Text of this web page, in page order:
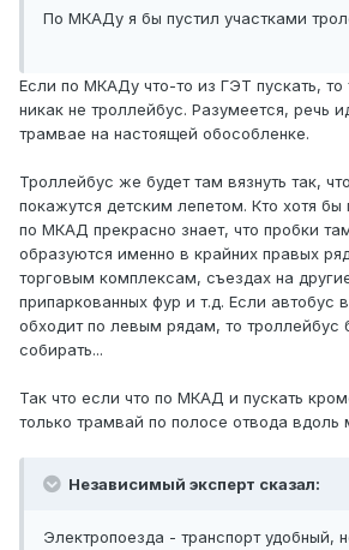
По МКАДу я бы пустил участками
Если по МКАДу что-то из ГЭТ пускать, то
никак не троллейбус. Разумеется, речь
трамвае на настоящей обособленке.
Троллейбус же будет там вязнуть так,
покажутся детским лепетом. Кто хотя бы
по МКАД прекрасно знает, что пробки
образуются именно в крайних правых
торговым комплексам, съездах на
припаркованных фур и т.д. Если автобус
обходит по левым рядам, то троллейбус
собирать...
Так что если что по МКАД и пускать
только трамвай по полосе отвода вдоль
Независимый эксперт сказал:
Электропоезда - транспорт удобный,